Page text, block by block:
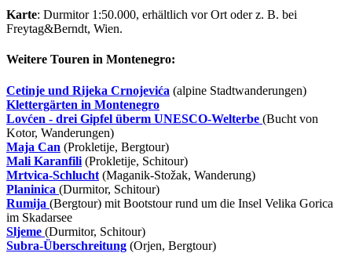
Karte: Durmitor 1:50.000, erhältlich vor Ort oder z. B. bei
Freytag&Berndt, Wien.
Weitere Touren in Montenegro:
Cetinje und Rijeka Crnojevića (alpine Stadtwanderungen)
Klettergärten in Montenegro
Lovćen - drei Gipfel überm UNESCO-Welterbe (Bucht von
Kotor, Wanderungen)
Maja Can (Prokletije, Bergtour)
Mali Karanfili (Prokletije, Schitour)
Mrtvica-Schlucht (Maganik-Stožak, Wanderung)
Planinica (Durmitor, Schitour)
Rumija (Bergtour) mit Bootstour rund um die Insel Velika Gorica
im Skadarsee
Sljeme (Durmitor, Schitour)
Subra-Überschreitung (Orjen, Bergtour)